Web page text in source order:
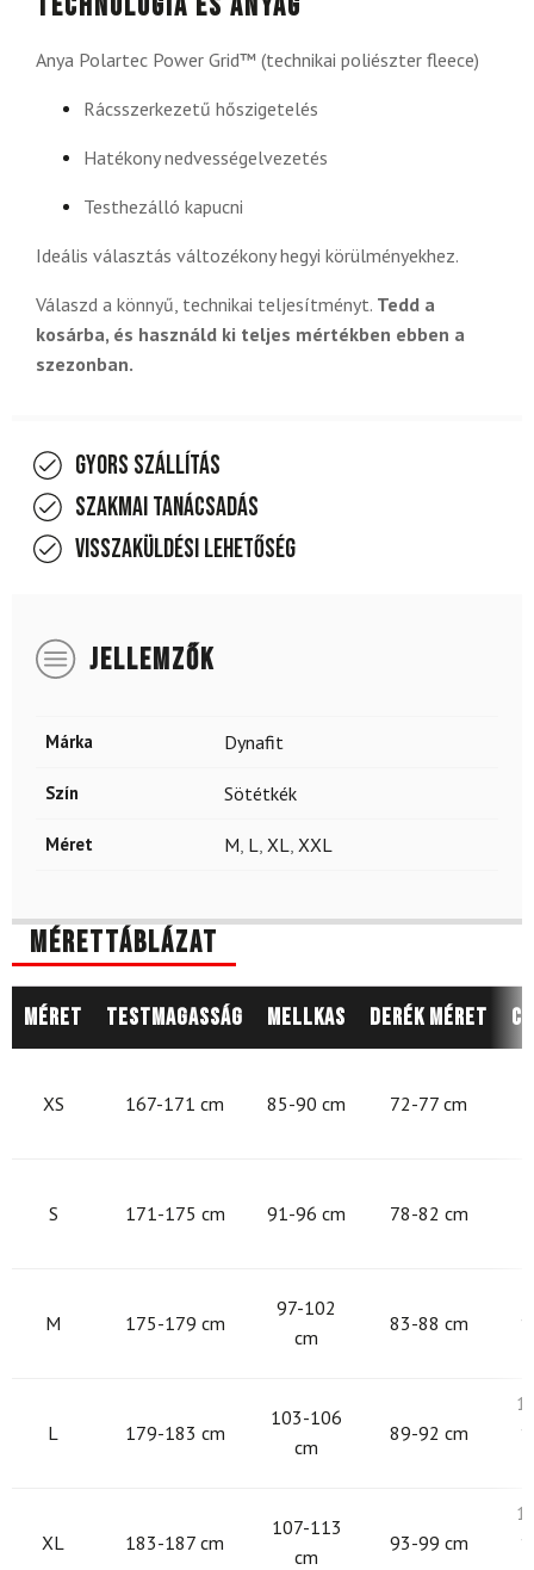
Anya Polartec Power Grid™ (technikai poliészter fleece)
Rácsszerkezetű hőszigetelés
Hatékony nedvességelvezetés
Testhezálló kapucni
Ideális választás változékony hegyi körülményekhez.
Válaszd a könnyű, technikai teljesítményt. Tedd a
kosárba, és használd ki teljes mértékben ebben a
szezonban.
Gyors szállítás
Szakmai tanácsadás
Visszaküldési lehetőség
JELLEMZŐK
Márka Dynafit
Szín Sötétkék
Méret M, L, XL, XXL
Mérettáblázat
Méret Testmagasság Mellkas Derék méret
XS 167-171 cm 85-90 cm 72-77 cm
S 171-175 cm 91-96 cm 78-82 cm
M 175-179 cm
97-102
cm
83-88 cm
L 179-183 cm
103-106
cm
89-92 cm
XL 183-187 cm
107-113
cm
93-99 cm